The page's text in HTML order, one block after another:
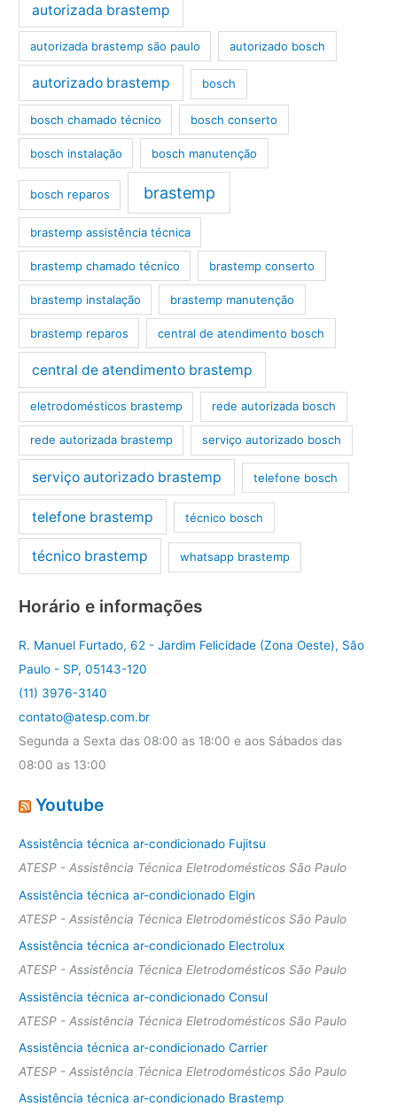
autorizada brastemp
autorizada brastemp são paulo autorizado bosch
autorizado brastemp bosch
bosch chamado técnico bosch conserto
bosch instalação bosch manutenção
bosch reparos brastemp
brastemp assistência técnica
brastemp chamado técnico brastemp conserto
brastemp instalação brastemp manutenção
brastemp reparos central de atendimento bosch
central de atendimento brastemp
eletrodomésticos brastemp rede autorizada bosch
rede autorizada brastemp serviço autorizado bosch
serviço autorizado brastemp telefone bosch
telefone brastemp técnico bosch
técnico brastemp whatsapp brastemp
Horário e informações
R. Manuel Furtado, 62 - Jardim Felicidade (Zona Oeste), São
Paulo - SP, 05143-120
(11) 3976-3140
contato@atesp.com.br
Segunda a Sexta das 08:00 as 18:00 e aos Sábados das
08:00 as 13:00
Youtube
Assistência técnica ar-condicionado Fujitsu
ATESP - Assistência Técnica Eletrodomésticos São Paulo
Assistência técnica ar-condicionado Elgin
ATESP - Assistência Técnica Eletrodomésticos São Paulo
Assistência técnica ar-condicionado Electrolux
ATESP - Assistência Técnica Eletrodomésticos São Paulo
Assistência técnica ar-condicionado Consul
ATESP - Assistência Técnica Eletrodomésticos São Paulo
Assistência técnica ar-condicionado Carrier
ATESP - Assistência Técnica Eletrodomésticos São Paulo
Assistência técnica ar-condicionado Brastemp